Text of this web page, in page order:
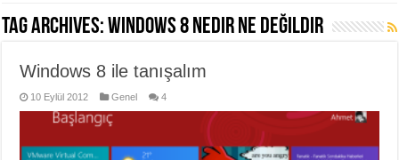
Tag Archives:windows 8 nedir ne değildir
Windows 8 ile tanışalım
10 Eylül 2012 Genel 4